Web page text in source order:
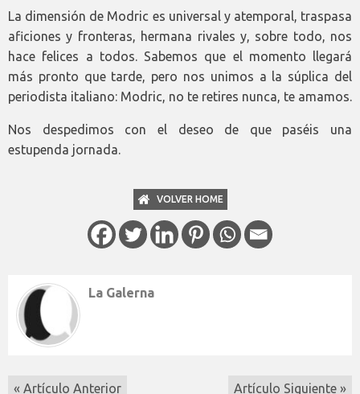
La dimensión de Modric es universal y atemporal, traspasa
aficiones y fronteras, hermana rivales y, sobre todo, nos
hace felices a todos. Sabemos que el momento llegará
más pronto que tarde, pero nos unimos a la súplica del
periodista italiano: Modric, no te retires nunca, te amamos.
Nos despedimos con el deseo de que paséis una
estupenda jornada.
VOLVER HOME
La Galerna
« Artículo Anterior Artículo Siguiente »